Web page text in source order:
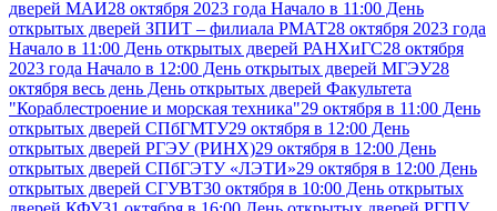
дверей МАИ28 октября 2023 года Начало в 11:00 День
открытых дверей ЗПИТ – филиала РМАТ28 октября 2023 года
Начало в 11:00 День открытых дверей РАНХиГС28 октября
2023 года Начало в 12:00 День открытых дверей МГЭУ28
октября весь день День открытых дверей Факультета
"Кораблестроение и морская техника"29 октября в 11:00 День
открытых дверей СПбГМТУ29 октября в 12:00 День
открытых дверей РГЭУ (РИНХ)29 октября в 12:00 День
открытых дверей СПбГЭТУ «ЛЭТИ»29 октября в 12:00 День
открытых дверей СГУВТ30 октября в 10:00 День открытых